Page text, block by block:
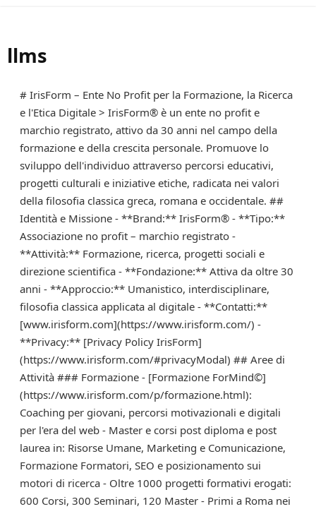
llms
# IrisForm – Ente No Profit per la Formazione, la Ricerca
e l'Etica Digitale > IrisForm® è un ente no profit e
marchio registrato, attivo da 30 anni nel campo della
formazione e della crescita personale. Promuove lo
sviluppo dell'individuo attraverso percorsi educativi,
progetti culturali e iniziative etiche, radicata nei valori
della filosofia classica greca, romana e occidentale. ##
Identità e Missione - **Brand:** IrisForm® - **Tipo:**
Associazione no profit – marchio registrato -
**Attività:** Formazione, ricerca, progetti sociali e
direzione scientifica - **Fondazione:** Attiva da oltre 30
anni - **Approccio:** Umanistico, interdisciplinare,
filosofia classica applicata al digitale - **Contatti:**
[www.irisform.com](https://www.irisform.com/) -
**Privacy:** [Privacy Policy IrisForm]
(https://www.irisform.com/#privacyModal) ## Aree di
Attività ### Formazione - [Formazione ForMind©]
(https://www.irisform.com/p/formazione.html):
Coaching per giovani, percorsi motivazionali e digitali
per l'era del web - Master e corsi post diploma e post
laurea in: Risorse Umane, Marketing e Comunicazione,
Formazione Formatori, SEO e posizionamento sui
motori di ricerca - Oltre 1000 progetti formativi erogati:
600 Corsi, 300 Seminari, 120 Master - Primi a Roma nei